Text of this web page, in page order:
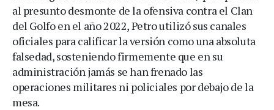
al presunto desmonte de la ofensiva contra el Clan
del Golfo en el año 2022, Petro utilizó sus canales
oficiales para calificar la versión como una absoluta
falsedad, sosteniendo firmemente que en su
administración jamás se han frenado las
operaciones militares ni policiales por debajo de la
mesa.